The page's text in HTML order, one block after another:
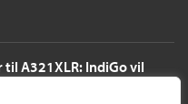
til A321XLR: IndiGo vil
næsten 11 timer til
aisle fly